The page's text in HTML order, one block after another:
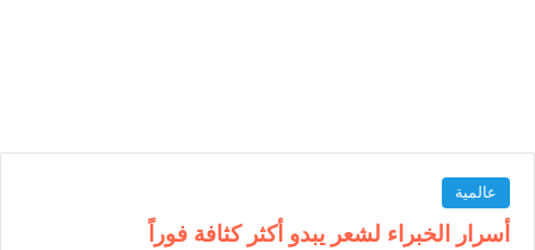
عالمية
أسرار الخبراء لشعر يبدو أكثر كثافة فوراً